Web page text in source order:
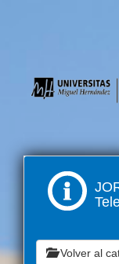
Volver al